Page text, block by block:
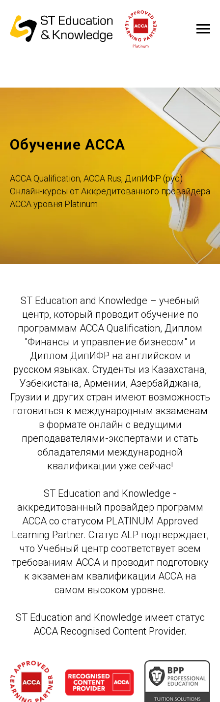
Обучение ACCA
ACCA Qualification, ACCA Rus, ДипИФР (рус)
Онлайн-курсы от Аккредитованного провайдера
ACCA уровня Platinum
ST Education and Knowledge – учебный
центр, который проводит обучение по
программам ACCA Qualification, Диплом
"Финансы и управление бизнесом" и
Диплом ДипИФР на английском и
русском языках. Студенты из Казахстана,
Узбекистана, Армении, Азербайджана,
Грузии и других стран имеют возможность
готовиться к международным экзаменам
в формате онлайн с ведущими
преподавателями-экспертами и стать
обладателями международной
квалификации уже сейчас!
ST Education and Knowledge -
аккредитованный провайдер программ
АССА со статусом PLATINUM Approved
Learning Partner. Статус ALP подтверждает,
что Учебный центр соответствует всем
требованиям АССА и проводит подготовку
к экзаменам квалификации АССА на
самом высоком уровне.
ST Education and Knowledge имеет статус
ACCA Recognised Content Provider.